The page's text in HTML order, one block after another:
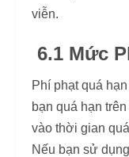
viễn.
6.1 Mức
Phí phạt quá
bạn quá hạn
vào thời gian
Nếu bạn sử